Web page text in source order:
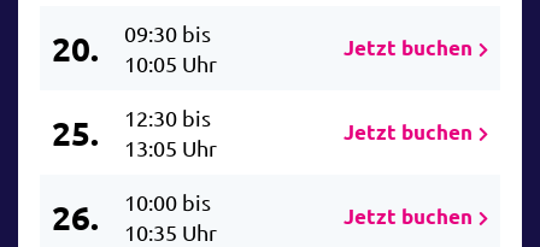
20.
09:30 bis
10:05 Uhr
Jetzt buchen
25.
12:30 bis
13:05 Uhr
Jetzt buchen
26.
10:00 bis
10:35 Uhr
Jetzt buchen